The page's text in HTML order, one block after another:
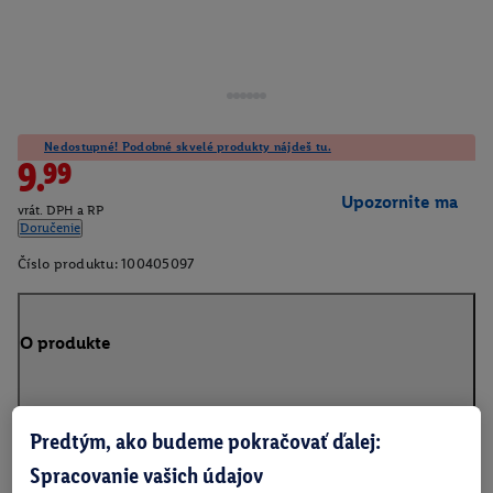
Nedostupné! Podobné skvelé produkty nájdeš tu.
9.99
vrát. DPH a RP
Doručenie
Upozornite ma
Číslo produktu: 100405097
O produkte
Informácie o batériách podľa nariadenia EÚ o
batériách
Predtým, ako budeme pokračovať ďalej:
Spracovanie vašich údajov